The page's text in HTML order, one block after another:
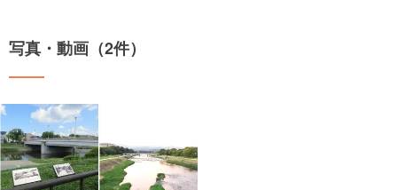
写真・動画（2件）